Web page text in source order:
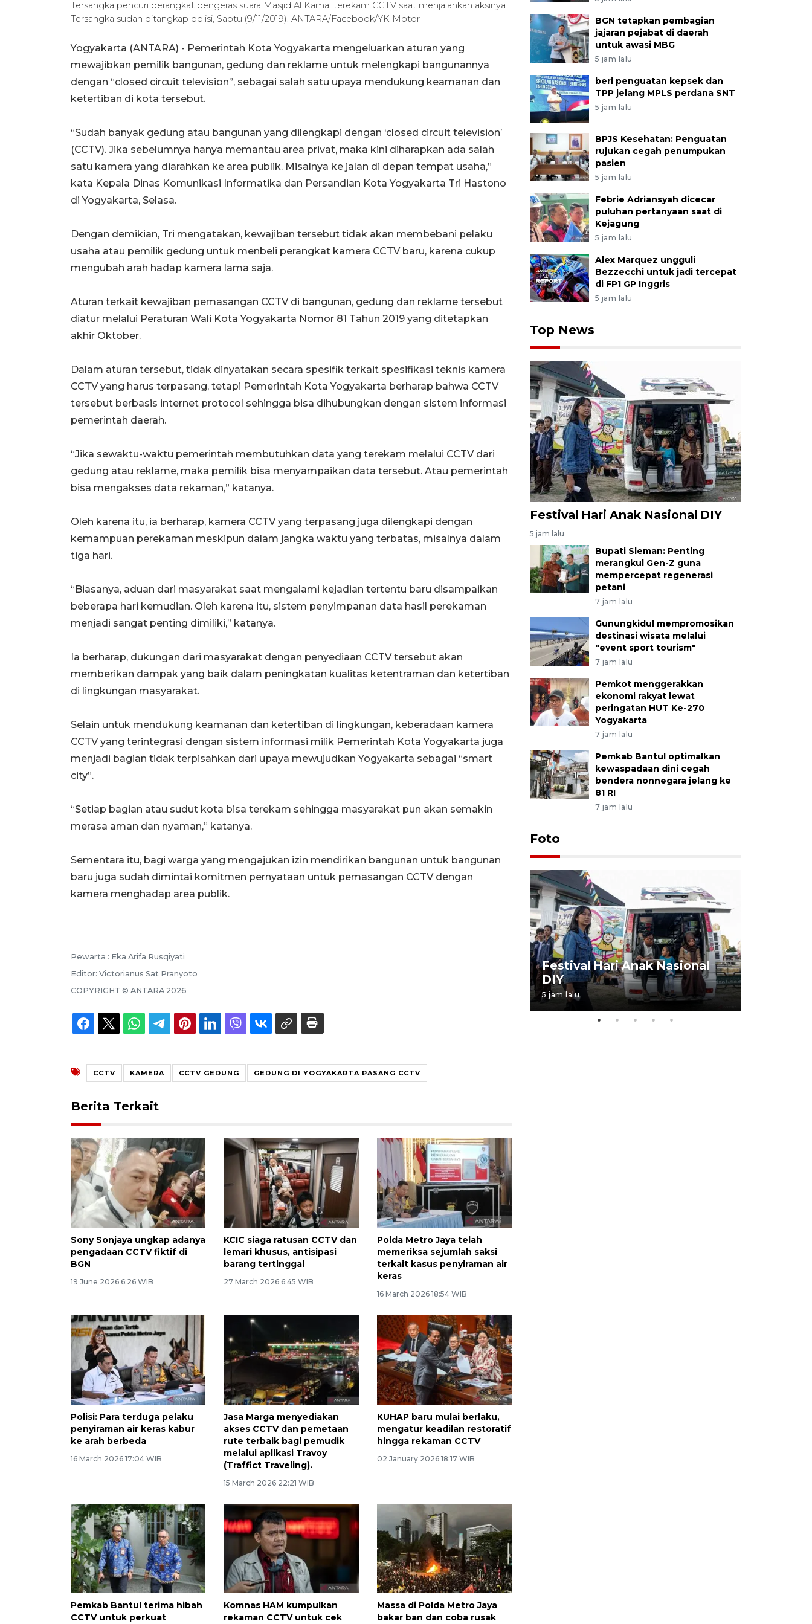
Tersangka pencuri perangkat pengeras suara Masjid Al Kamal terekam CCTV saat menjalankan aksinya.
Tersangka sudah ditangkap polisi, Sabtu (9/11/2019). ANTARA/Facebook/YK Motor
Yogyakarta (ANTARA) - Pemerintah Kota Yogyakarta mengeluarkan aturan yang
mewajibkan pemilik bangunan, gedung dan reklame untuk melengkapi bangunannya
dengan “closed circuit television”, sebagai salah satu upaya mendukung keamanan dan
ketertiban di kota tersebut.
“Sudah banyak gedung atau bangunan yang dilengkapi dengan ‘closed circuit television’
(CCTV). Jika sebelumnya hanya memantau area privat, maka kini diharapkan ada salah
satu kamera yang diarahkan ke area publik. Misalnya ke jalan di depan tempat usaha,”
kata Kepala Dinas Komunikasi Informatika dan Persandian Kota Yogyakarta Tri Hastono
di Yogyakarta, Selasa.
Dengan demikian, Tri mengatakan, kewajiban tersebut tidak akan membebani pelaku
usaha atau pemilik gedung untuk menbeli perangkat kamera CCTV baru, karena cukup
mengubah arah hadap kamera lama saja.
Aturan terkait kewajiban pemasangan CCTV di bangunan, gedung dan reklame tersebut
diatur melalui Peraturan Wali Kota Yogyakarta Nomor 81 Tahun 2019 yang ditetapkan
akhir Oktober.
Dalam aturan tersebut, tidak dinyatakan secara spesifik terkait spesifikasi teknis kamera
CCTV yang harus terpasang, tetapi Pemerintah Kota Yogyakarta berharap bahwa CCTV
tersebut berbasis internet protocol sehingga bisa dihubungkan dengan sistem informasi
pemerintah daerah.
“Jika sewaktu-waktu pemerintah membutuhkan data yang terekam melalui CCTV dari
gedung atau reklame, maka pemilik bisa menyampaikan data tersebut. Atau pemerintah
bisa mengakses data rekaman,” katanya.
Oleh karena itu, ia berharap, kamera CCTV yang terpasang juga dilengkapi dengan
kemampuan perekaman meskipun dalam jangka waktu yang terbatas, misalnya dalam
tiga hari.
“Biasanya, aduan dari masyarakat saat mengalami kejadian tertentu baru disampaikan
beberapa hari kemudian. Oleh karena itu, sistem penyimpanan data hasil perekaman
menjadi sangat penting dimiliki,” katanya.
Ia berharap, dukungan dari masyarakat dengan penyediaan CCTV tersebut akan
memberikan dampak yang baik dalam peningkatan kualitas ketentraman dan ketertiban
di lingkungan masyarakat.
Selain untuk mendukung keamanan dan ketertiban di lingkungan, keberadaan kamera
CCTV yang terintegrasi dengan sistem informasi milik Pemerintah Kota Yogyakarta juga
menjadi bagian tidak terpisahkan dari upaya mewujudkan Yogyakarta sebagai “smart
city”.
“Setiap bagian atau sudut kota bisa terekam sehingga masyarakat pun akan semakin
merasa aman dan nyaman,” katanya.
Sementara itu, bagi warga yang mengajukan izin mendirikan bangunan untuk bangunan
baru juga sudah dimintai komitmen pernyataan untuk pemasangan CCTV dengan
kamera menghadap area publik.
Pewarta : Eka Arifa Rusqiyati
Editor: Victorianus Sat Pranyoto
COPYRIGHT © ANTARA 2026
CCTV KAMERA CCTV GEDUNG GEDUNG DI YOGYAKARTA PASANG CCTV
Berita Terkait
Sony Sonjaya ungkap adanya
pengadaan CCTV fiktif di
BGN
19 June 2026 6:26 WIB
KCIC siaga ratusan CCTV dan
lemari khusus, antisipasi
barang tertinggal
27 March 2026 6:45 WIB
Polda Metro Jaya telah
memeriksa sejumlah saksi
terkait kasus penyiraman air
keras
16 March 2026 18:54 WIB
Polisi: Para terduga pelaku
penyiraman air keras kabur
ke arah berbeda
16 March 2026 17:04 WIB
Jasa Marga menyediakan
akses CCTV dan pemetaan
rute terbaik bagi pemudik
melalui aplikasi Travoy
(Traffict Traveling).
15 March 2026 22:21 WIB
KUHAP baru mulai berlaku,
mengatur keadilan restoratif
hingga rekaman CCTV
02 January 2026 18:17 WIB
Pemkab Bantul terima hibah
CCTV untuk perkuat
Komnas HAM kumpulkan
rekaman CCTV untuk cek
Massa di Polda Metro Jaya
bakar ban dan coba rusak
BGN tetapkan pembagian
jajaran pejabat di daerah
untuk awasi MBG
5 jam lalu
beri penguatan kepsek dan
TPP jelang MPLS perdana SNT
5 jam lalu
BPJS Kesehatan: Penguatan
rujukan cegah penumpukan
pasien
5 jam lalu
Febrie Adriansyah dicecar
puluhan pertanyaan saat di
Kejagung
5 jam lalu
Alex Marquez ungguli
Bezzecchi untuk jadi tercepat
di FP1 GP Inggris
5 jam lalu
Top News
Festival Hari Anak Nasional DIY
5 jam lalu
Bupati Sleman: Penting
merangkul Gen-Z guna
mempercepat regenerasi
petani
7 jam lalu
Gunungkidul mempromosikan
destinasi wisata melalui
"event sport tourism"
7 jam lalu
Pemkot menggerakkan
ekonomi rakyat lewat
peringatan HUT Ke-270
Yogyakarta
7 jam lalu
Pemkab Bantul optimalkan
kewaspadaan dini cegah
bendera nonnegara jelang ke
81 RI
7 jam lalu
Foto
Festival Hari Anak Nasional
DIY
5 jam lalu